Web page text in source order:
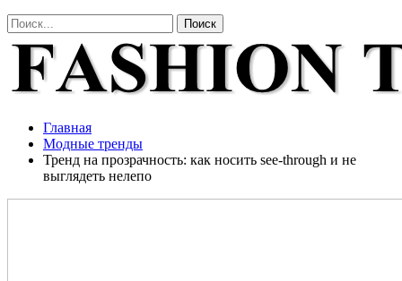
Главная
Модные тренды
Тренд на прозрачность: как носить see-through и не
выглядеть нелепо